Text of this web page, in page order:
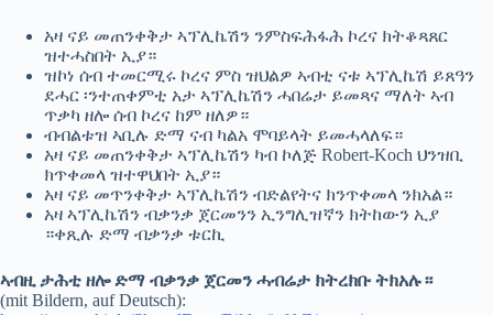
አዛ ናይ መጠንቀቅታ ኣፕሊኬሽን ንምስፍሕፋሕ ኮረና ክትቆጻጸር
ዝተሓስበት ኢያ።
ዝኮነ ሰብ ተመርሚሩ ኮረና ምስ ዝህልዎ ኣብቲ ናቱ ኣፕሊኬሽ ይጸዓን
ደሓር ፡ንተጠቀምቲ አታ ኣፕሊኬሽን ሓበሬታ ይመጻና ማለት ኣብ
ጥቃካ ዘሎ ሰብ ኮረና ከም ዘለዎ።
ብብልቱዝ ኣቢሉ ድማ ናብ ካልአ ሞባይላት ይመሓላለፍ።
አዛ ናይ መጠንቀቅታ ኣፕሊኬሽን ካብ ኮለጅ Robert-Koch ህንዝቢ
ክጥቀመላ ዝተዋህበት ኢያ።
አዛ ናይ መጥንቀቅታ ኣፕሊኬሽን ብድልየትና ክንጥቀመላ ንክአል።
አዛ ኣፕሊኬሽን ብቃንቃ ጀርመንን ኢንግሊዝኛን ክትከውን ኢያ
።ቀጺሉ ድማ ብቃንቃ ቱርኪ
ኣብዚ ታሕቲ ዘሎ ድማ ብቃንቃ ጀርመን ሓብሬታ ክትረክቡ ትክአሉ።
(mit Bildern, auf Deutsch):